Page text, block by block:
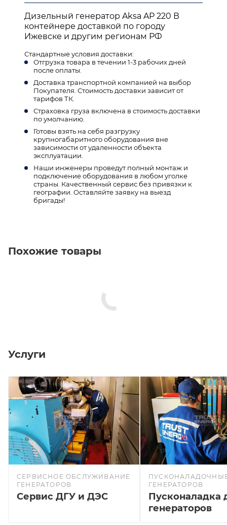
Дизельный генератор Aksa AP 220 В
контейнере доставкой по городу
Ижевске и другим регионам РФ
Стандартные условия доставки:
Отгрузка товара в течении 1-3 рабочих дней
после оплаты.
Доставка транспортной компанией на выбор
Покупателя. Стоимость доставки зависит от
тарифов ТК.
Страховка груза включена в стоимость доставки
по умолчанию.
Готовы взять на себя разгрузку
крупногабаритного оборудования вне
зависимости от удаленности объекта
эксплуатации.
Наши инженеры проведут полный монтаж и
подключение оборудования в любом уголке
страны. Качественный сервис без привязки к
географии. Оставляйте заявку на выезд
бригады!
Похожие товары
Услуги
СЕРВИСНОЕ ОБСЛУЖИВАНИЕ
ГЕНЕРАТОРОВ
Сервис ДГУ и ДЭС
ГЕНЕРАТОРОВ
Пусконаладка
генераторов